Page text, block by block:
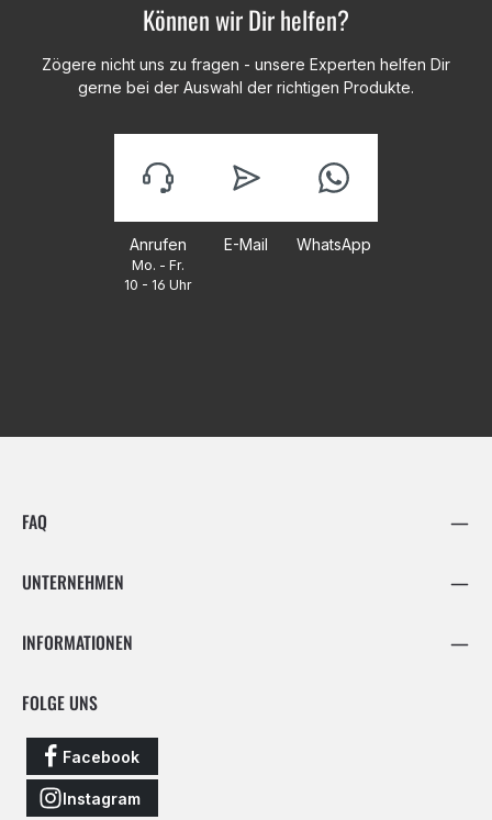
Können wir Dir helfen?
Zögere nicht uns zu fragen - unsere Experten helfen Dir
gerne bei der Auswahl der richtigen Produkte.
Anrufen
Mo. - Fr.
10 - 16 Uhr
E-Mail WhatsApp
FAQ
UNTERNEHMEN
INFORMATIONEN
FOLGE UNS
Facebook
Instagram